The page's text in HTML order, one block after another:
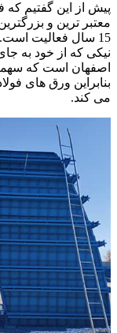
پیش از این گفتیم که
معتبر ترین و
15 سال فعالیت است.
نیکی که از خود به
اصفهان است که
بنابراین ورق های
می کند.